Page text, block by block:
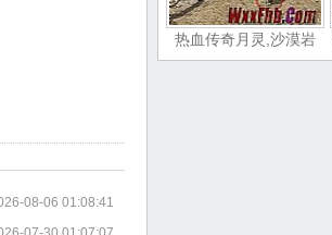
08-06 01:08:41
热血传奇月灵,沙漠岩